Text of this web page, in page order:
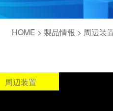
パレタ
バーチカ
オーク
HOME > 製品情報 > 周辺装
ピッキング
周辺装置